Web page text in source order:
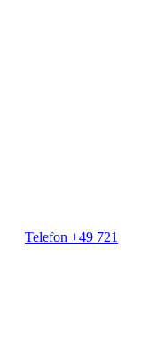
Telefon +49 721